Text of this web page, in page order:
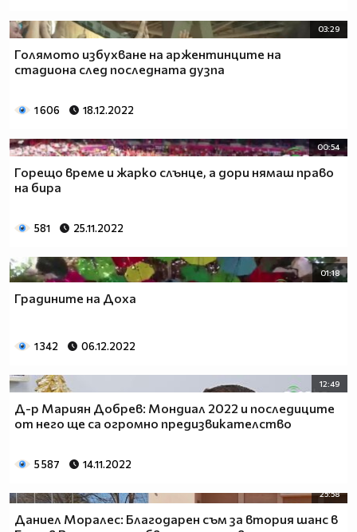
03:29
Голямото избухване на аржентинците на
стадиона след последната дузпа
1 606 18.12.2022
00:54
Горещо време и жарко слънце, а дори нямаш право
на бира
581 25.11.2022
01:18
Градините на Доха
1 342 06.12.2022
12:49
Д-р Мариян Добрев: Мондиал 2022 и последиците
от него ще са огромно предизвикателство
5 587 14.11.2022
25:58
Даниел Моралес: Благодарен съм за втория шанс в